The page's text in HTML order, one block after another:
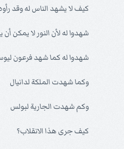
كيف لا يشهد الناس له وقد
شهدوا له لأن النور لا يمكن
شهدوا له كما شهد فرعون
وكما شهدت الملكة لدانيال
وكم شهدت الجارية لبولس
كيف جرى هذا الانقلاب؟